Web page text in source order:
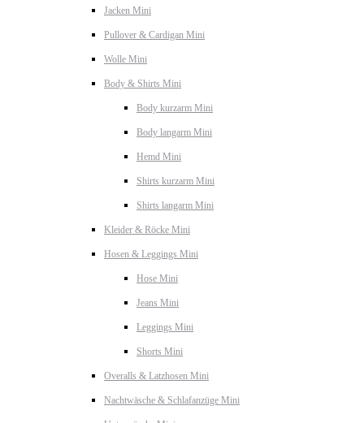
Jacken Mini
Pullover & Cardigan Mini
Wolle Mini
Body & Shirts Mini
Body kurzarm Mini
Body langarm Mini
Hemd Mini
Shirts kurzarm Mini
Shirts langarm Mini
Kleider & Röcke Mini
Hosen & Leggings Mini
Hose Mini
Jeans Mini
Leggings Mini
Shorts Mini
Overalls & Latzhosen Mini
Nachtwäsche & Schlafanzüge Mini